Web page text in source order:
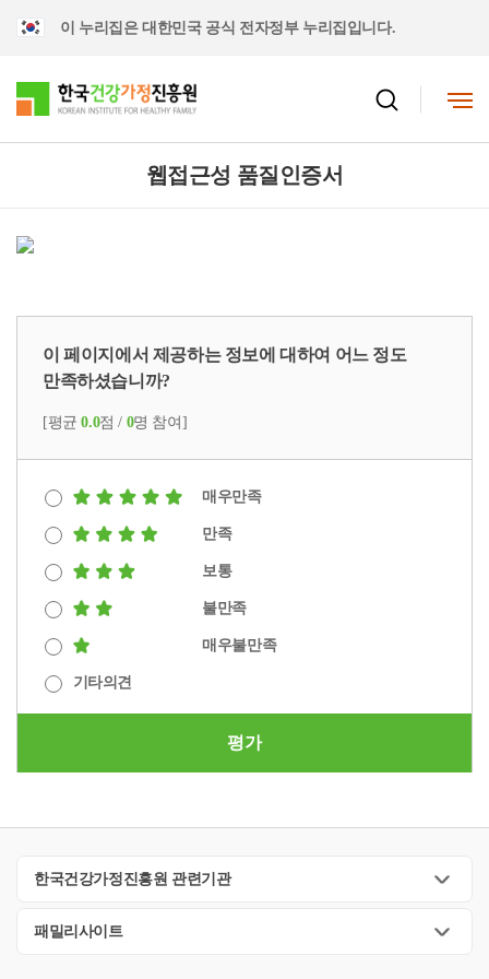
이 누리집은 대한민국 공식 전자정부 누리집입니다.
웹접근성 품질인증서
이 페이지에서 제공하는 정보에 대하여 어느 정도
만족하셨습니까?
[평균0.0점 / 0명 참여]
매우만족
만족
보통
불만족
매우불만족
기타의견
평가
한국건강가정진흥원 관련기관
패밀리사이트